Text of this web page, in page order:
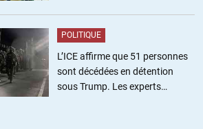
POLITIQUE
L’ICE affirme que 51 personnes
sont décédées en détention
sous Trump. Les experts